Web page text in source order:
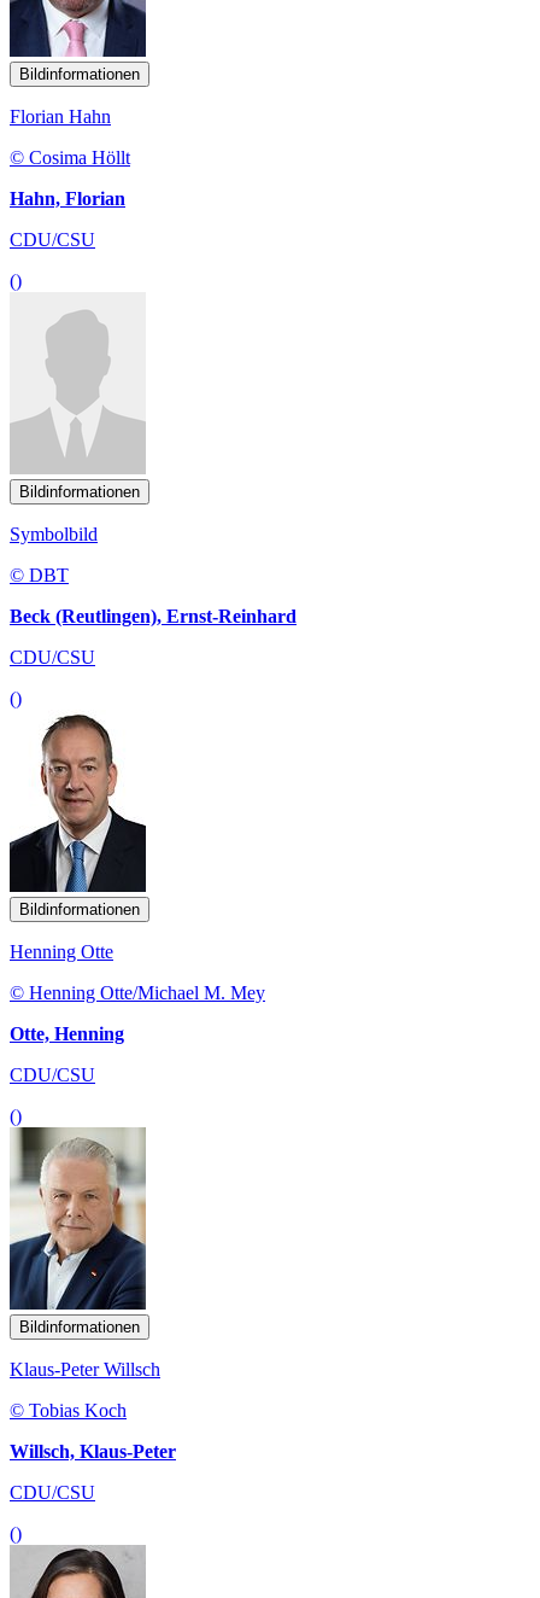
Bildinformationen
Florian Hahn
© Cosima Höllt
Hahn, Florian
CDU/CSU
()
Bildinformationen
Symbolbild
© DBT
Beck (Reutlingen), Ernst-Reinhard
CDU/CSU
()
Bildinformationen
Henning Otte
© Henning Otte/Michael M. Mey
Otte, Henning
CDU/CSU
()
Bildinformationen
Klaus-Peter Willsch
© Tobias Koch
Willsch, Klaus-Peter
CDU/CSU
()